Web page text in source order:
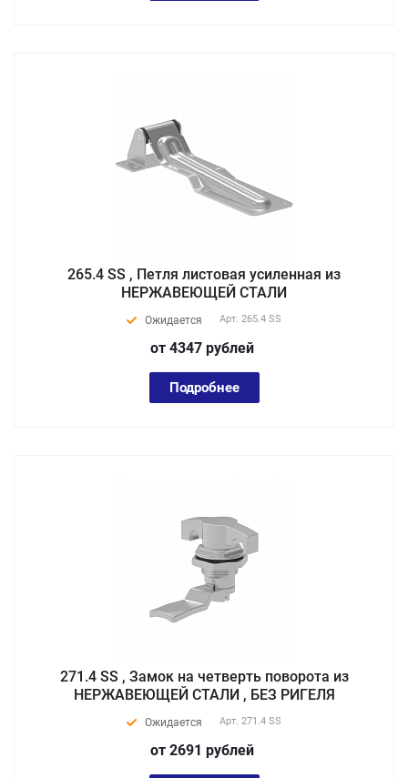
265.4 SS , Петля листовая усиленная из
НЕРЖАВЕЮЩЕЙ СТАЛИ
Ожидается Арт. 265.4 SS
от 4347 рублей
Подробнее
271.4 SS , Замок на четверть поворота из
НЕРЖАВЕЮЩЕЙ СТАЛИ , БЕЗ РИГЕЛЯ
Ожидается Арт. 271.4 SS
от 2691 рублей